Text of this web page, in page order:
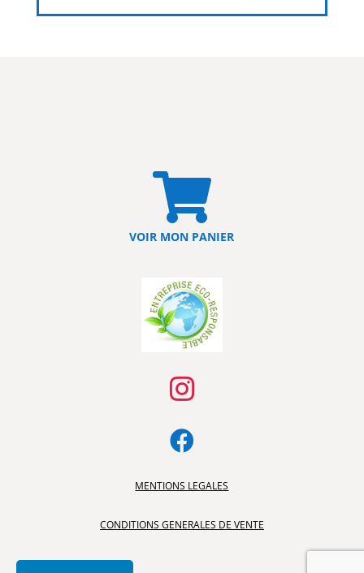

VOIR MON PANIER


MENTIONS LEGALES
CONDITIONS GENERALES DE VENTE